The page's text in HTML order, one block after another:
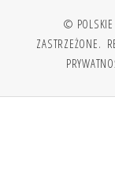
© POLSKIE
ZASTRZEŻONE.